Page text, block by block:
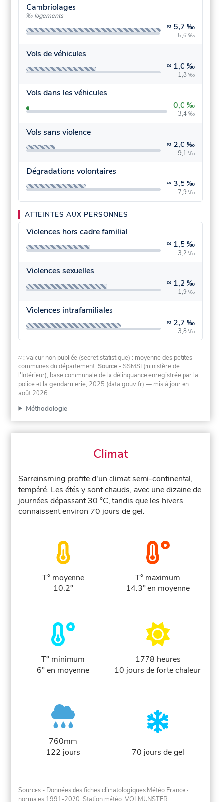
Cambriolages
‰ logements
≈ 5,7 ‰
5,6 ‰
Vols de véhicules
≈ 1,0 ‰
1,8 ‰
Vols dans les véhicules
0,0 ‰
3,4 ‰
Vols sans violence
≈ 2,0 ‰
9,1 ‰
Dégradations volontaires
≈ 3,5 ‰
7,9 ‰
ATTEINTES AUX PERSONNES
Violences hors cadre familial
≈ 1,5 ‰
3,2 ‰
Violences sexuelles
≈ 1,2 ‰
1,9 ‰
Violences intrafamiliales
≈ 2,7 ‰
3,8 ‰
≈ : valeur non publiée (secret statistique) : moyenne des petites
communes du département.Source - SSMSI (ministère de
l'Intérieur), base communale de la délinquance enregistrée par la
police et la gendarmerie, 2025 (data.gouv.fr) — mis à jour en
août 2026.
Méthodologie
Climat
Sarreinsming profite d'un climat semi-continental,
tempéré. Les étés y sont chauds, avec une dizaine de
journées dépassant 30 °C, tandis que les hivers
connaissent environ 70 jours de gel.
T° moyenne
10.2°
T° maximum
14.3° en moyenne
T° minimum
6° en moyenne
1778 heures
10 jours de forte chaleur
760mm
122 jours
70 jours de gel
Sources - Données des fiches climatologiques Météo France ·
normales 1991-2020. Station météo: VOLMUNSTER.